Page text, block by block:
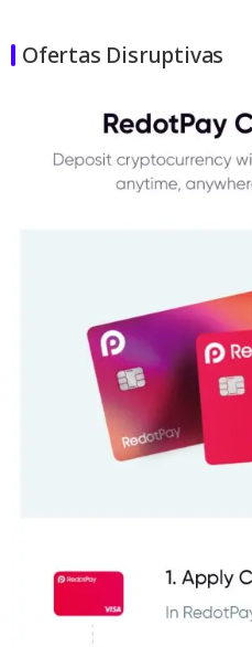
Ofertas Disruptivas